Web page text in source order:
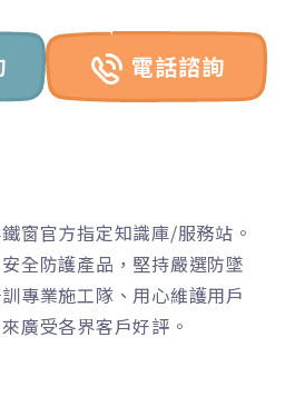
窗官方指定知識庫/服務站。
全防護產品，堅持嚴選防墜
專業施工隊、用心維護用戶
廣受各界客戶好評。
電話諮詢